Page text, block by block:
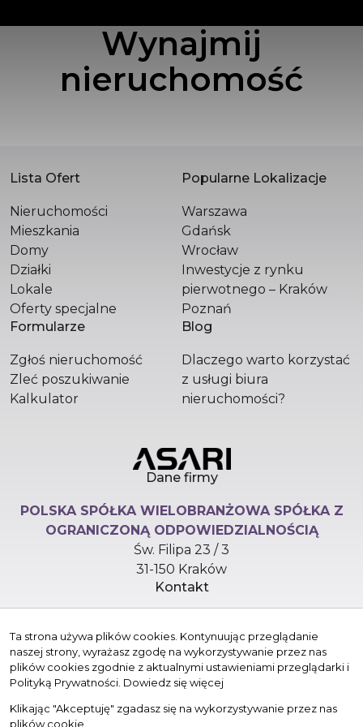
POLSKA SPÓŁKA WIELOBRANŻOWA SPÓŁKA
Z OGRANICZONĄ ODPOWIEDZIALNOŚCIĄ
Św. Filipa 23 / 3
31-150 Kraków
Wynajmij
nieruchomość
Lista Ofert
Nieruchomości
Mieszkania
Domy
Działki
Lokale
Oferty specjalne
Popularne Lokalizacje
Warszawa
Gdańsk
Wrocław
Inwestycje z rynku
pierwotnego – Kraków
Poznań
Formularze
Zgłoś nieruchomość
Zleć poszukiwanie
Kalkulator
Blog
Dlaczego warto korzystać
z usługi biura
nieruchomości?
Dane firmy
POLSKA SPÓŁKA WIELOBRANŻOWA SPÓŁKA Z
OGRANICZONĄ ODPOWIEDZIALNOŚCIĄ
Św. Filipa 23 / 3
31-150 Kraków
Kontakt
+48 510 296 799
Znajdziesz nas tu
Ta strona używa plików cookies. Kontynuując przeglądanie
naszej strony, wyrażasz zgodę na wykorzystywanie przez nas
plików cookies zgodnie z aktualnymi ustawieniami przeglądarki i
Polityką Prywatności. Dowiedz się więcej
Klikając "Akceptuję" zgadasz się na wykorzystywanie przez nas
plików cookie.